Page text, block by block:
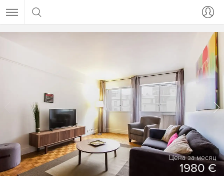
Цена за месяц
1980 €